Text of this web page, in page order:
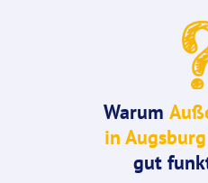
Warum
in Augsburg
gut